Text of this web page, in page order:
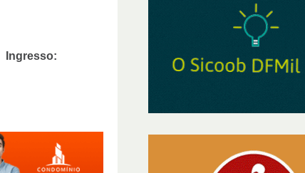
Ingresso: